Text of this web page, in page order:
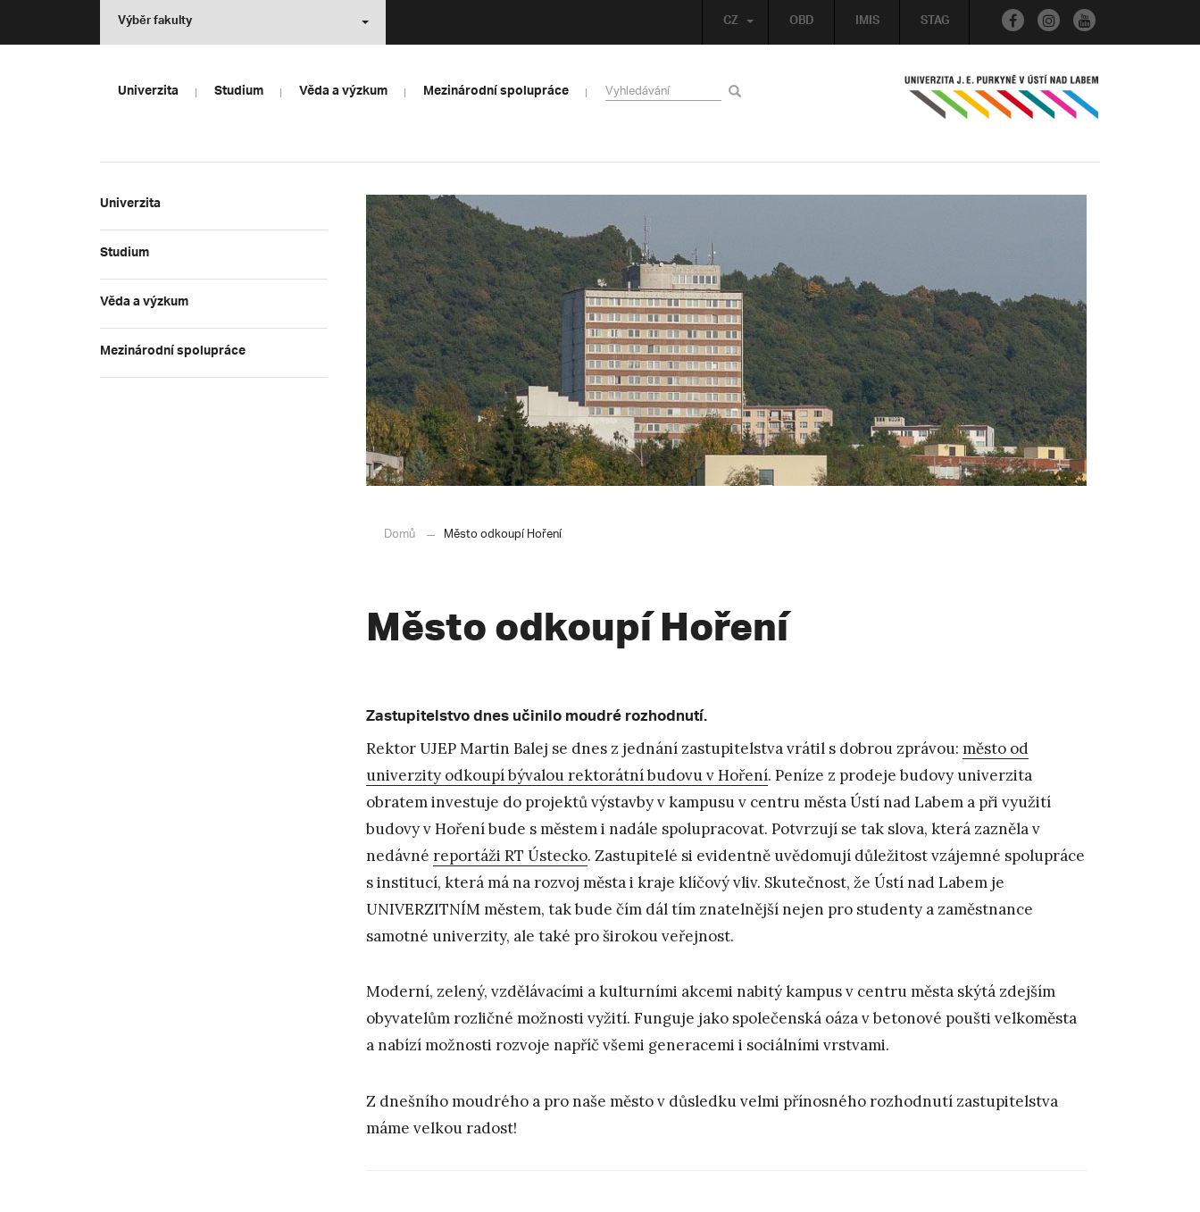
OBD IMIS STAG
CZ
Výběr fakulty
Univerzita Studium Věda a výzkum Mezinárodní spolupráce
Univerzita
Studium
Věda a výzkum
Mezinárodní spolupráce
Domů Město odkoupí Hoření
Město odkoupí Hoření
Zastupitelstvo dnes učinilo moudré rozhodnutí.
Rektor UJEP Martin Balej se dnes z jednání zastupitelstva vrátil s dobrou zprávou: město od
univerzity odkoupí bývalou rektorátní budovu v Hoření. Peníze z prodeje budovy univerzita
obratem investuje do projektů výstavby v kampusu v centru města Ústí nad Labem a při využití
budovy v Hoření bude s městem i nadále spolupracovat. Potvrzují se tak slova, která zazněla v
nedávné reportáži RT Ústecko. Zastupitelé si evidentně uvědomují důležitost vzájemné spolupráce
s institucí, která má na rozvoj města i kraje klíčový vliv. Skutečnost, že Ústí nad Labem je
UNIVERZITNÍM městem, tak bude čím dál tím znatelnější nejen pro studenty a zaměstnance
samotné univerzity, ale také pro širokou veřejnost.
Moderní, zelený, vzdělávacími a kulturními akcemi nabitý kampus v centru města skýtá zdejším
obyvatelům rozličné možnosti vyžití. Funguje jako společenská oáza v betonové poušti velkoměsta
a nabízí možnosti rozvoje napříč všemi generacemi i sociálními vrstvami.
Z dnešního moudrého a pro naše město v důsledku velmi přínosného rozhodnutí zastupitelstva
máme velkou radost!